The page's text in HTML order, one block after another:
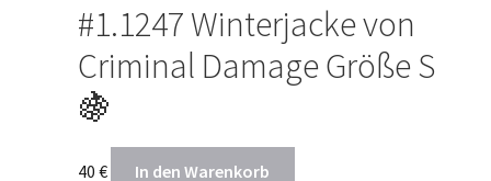
#1.1247 Winterjacke von
Criminal Damage Größe S
🍇
40 € In den Warenkorb